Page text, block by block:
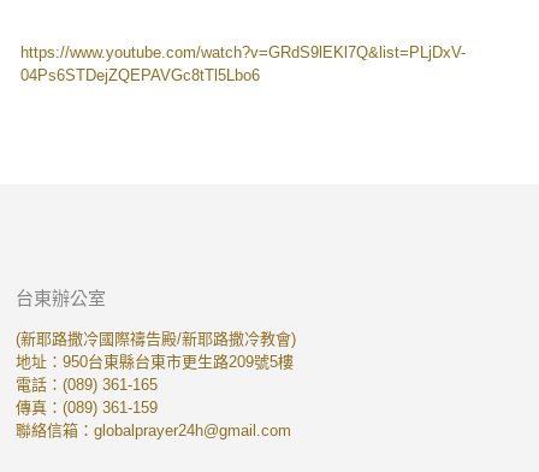
https://www.youtube.com/watch?v=GRdS9lEKl7Q&list=PLjDxV-
04Ps6STDejZQEPAVGc8tTl5Lbo6
台東辦公室
(新耶路撒冷國際禱告殿/新耶路撒冷教會)
地址：950台東縣台東市更生路209號5樓
電話：(089) 361-165
傳真：(089) 361-159
聯絡信箱： globalprayer24h@gmail.com